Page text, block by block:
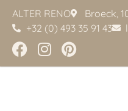
ALTER RENO
Broeck,
+32 (0) 493 35 91 43